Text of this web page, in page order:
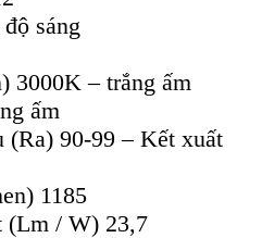
sáng
3000K – trắng ấm
ấm
(Ra) 90-99 – Kết xuất
1185
(Lm / W) 23,7